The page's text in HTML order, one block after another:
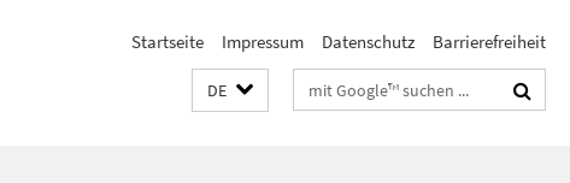
Startseite Impressum Datenschutz Barrierefreiheit
DE Suchbegriffe